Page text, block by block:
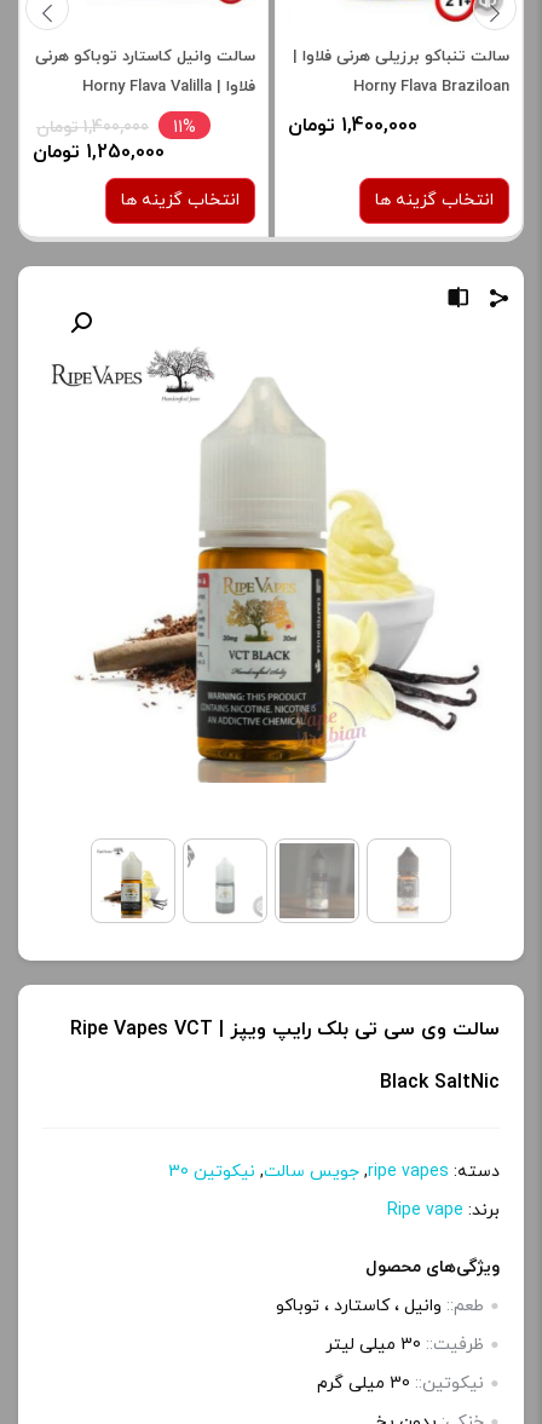
سالت تنباکو برزیلی هرنی فلاوا |
Horny Flava Braziloan
1,400,000 تومان
انتخاب گزینه ها
برای فعال شدن سبد خرید و
نمایش قیمت ، گزینه های
محصول را از کادر بالا انتخاب
آخرین بروزرسانی
-
افزودن به سبد خرید
ک
سالت وانیل کاستارد توباکو هرنی
فلاوا | Horny Flava Valilla
Custard Tobacco salt
11% 1,400,000 تومان
1,250,000 تومان
انتخاب گزینه ها
50 میلی گرم
محصول را از کادر بالا انتخاب
کنید.
آخرین بروزرسانی
قیمت: 23 ساعت پیش
تمامی قیمت ها بروز
هستند.
افزودن به سبد خرید
سالت وی سی تی بلک رایپ ویپز | Ripe Vapes VCT
Black SaltNic
دسته: ripe vapes
, جویس سالت, نیکوتین 30
برند: Ripe vape
ویژگی‌های محصول
طعم:: وانیل ، کاستارد ، توباکو
ظرفیت:: 30 میلی‌ لیتر
نیکوتین:: 30 میلی گرم